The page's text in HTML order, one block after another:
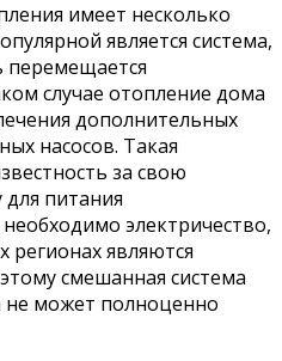
имеет несколько
является система,
перемещается
случае отопление дома
дополнительных
насосов. Такая
за свою
питания
электричество,
регионах являются
смешанная система
не может полноценно